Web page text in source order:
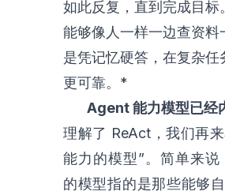
如此反复，直到完成目标
能够像人一样一边查资料
是凭记忆硬答，在复杂任
更可靠。*
Agent 能力模型已经
理解了 ReAct，我们再
能力的模型”。简单来
的模型指的是那些能够